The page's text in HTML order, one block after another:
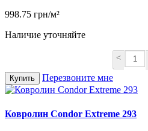
998.75 грн/м²
Наличие уточняйте
<
Купить Перезвоните мне
Ковролин Condor Extreme 293